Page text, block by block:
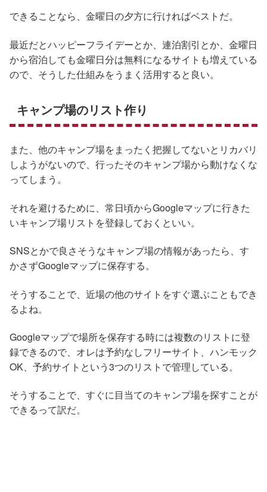
できることなら、金曜日の夕方に行ければベストだ。
最近だとハッピーフライデーとか、連泊割引とか、金曜日
から宿泊しても金曜日分は無料になるサイトも増えている
ので、そうした仕組みをうまく活用すると良い。
キャンプ場のリスト作り
また、他のキャンプ場をまったく把握してないとリカバリ
しようがないので、行ったそのキャンプ場から動けなくな
ってしまう。
それを避けるために、常日頃からGoogleマップに行きた
いキャンプ場リストを登録しておくといい。
SNSとかで良さそうなキャンプ場の情報があったら、す
かさずGoogleマップに保存する。
そうすることで、近場の他のサイトをすぐ選ぶこともでき
るよね。
Googleマップで場所を保存する時には複数のリストに登
録できるので、オレは予約なしフリーサイト、ハンモック
OK、予約サイトという3つのリストで管理している。
そうすることで、すぐに目当てのキャンプ場を探すことが
できるって訳だ。